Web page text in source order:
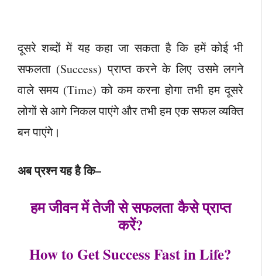
दूसरे शब्दों में यह कहा जा सकता है कि हमें कोई भी
सफलता (Success) प्राप्त करने के लिए उसमे लगने
वाले समय (Time) को कम करना होगा तभी हम दूसरे
लोगों से आगे निकल पाएंगे और तभी हम एक सफल व्यक्ति
बन पाएंगे।
अब प्रश्न यह है कि–
हम जीवन में तेजी से सफलता कैसे प्राप्त
करें?
How to Get Success Fast in Life?